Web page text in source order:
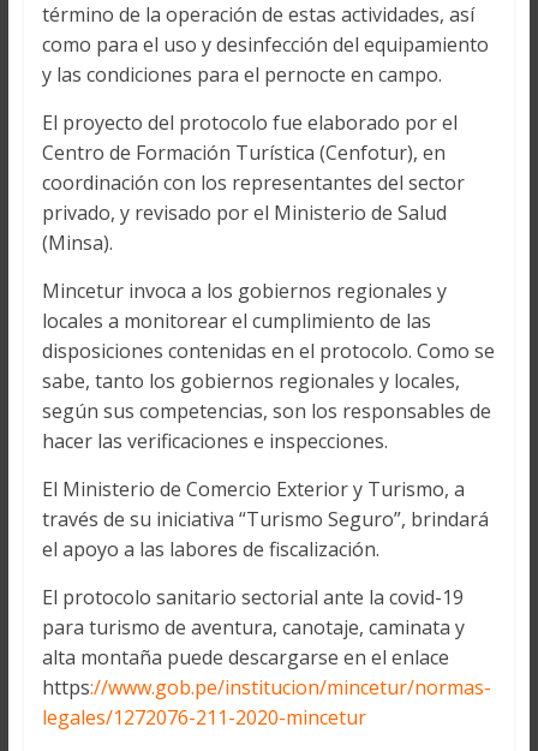
término de la operación de estas actividades, así
como para el uso y desinfección del equipamiento
y las condiciones para el pernocte en campo.
El proyecto del protocolo fue elaborado por el
Centro de Formación Turística (Cenfotur), en
coordinación con los representantes del sector
privado, y revisado por el Ministerio de Salud
(Minsa).
Mincetur invoca a los gobiernos regionales y
locales a monitorear el cumplimiento de las
disposiciones contenidas en el protocolo. Como se
sabe, tanto los gobiernos regionales y locales,
según sus competencias, son los responsables de
hacer las verificaciones e inspecciones.
El Ministerio de Comercio Exterior y Turismo, a
través de su iniciativa “Turismo Seguro”, brindará
el apoyo a las labores de fiscalización.
El protocolo sanitario sectorial ante la covid-19
para turismo de aventura, canotaje, caminata y
alta montaña puede descargarse en el enlace
https://www.gob.pe/institucion/mincetur/normas-
legales/1272076-211-2020-mincetur